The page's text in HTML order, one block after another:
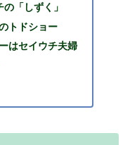
「しずく」
トドショー
はセイウチ夫婦